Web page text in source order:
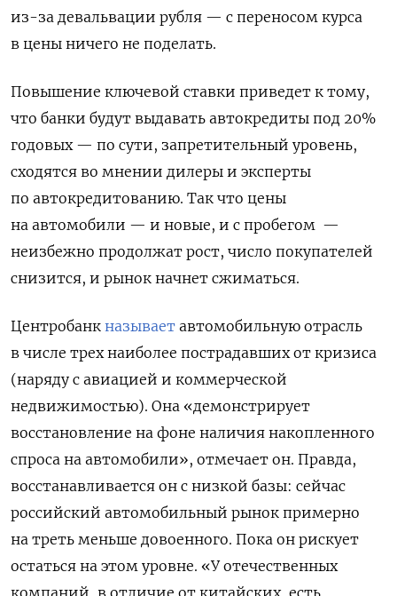
из-за девальвации рубля — с переносом курса
в цены ничего не поделать.
Повышение ключевой ставки приведет к тому,
что банки будут выдавать автокредиты под 20%
годовых — по сути, запретительный уровень,
сходятся во мнении дилеры и эксперты
по автокредитованию. Так что цены
на автомобили — и новые, и с пробегом —
неизбежно продолжат рост, число покупателей
снизится, и рынок начнет сжиматься.
Центробанк называет автомобильную отрасль
в числе трех наиболее пострадавших от кризиса
(наряду с авиацией и коммерческой
недвижимостью). Она «демонстрирует
восстановление на фоне наличия накопленного
спроса на автомобили», отмечает он. Правда,
восстанавливается он с низкой базы: сейчас
российский автомобильный рынок примерно
на треть меньше довоенного. Пока он рискует
остаться на этом уровне. «У отечественных
компаний, в отличие от китайских, есть